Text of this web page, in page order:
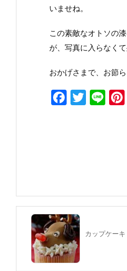
いませね。
この素敵なオトソの
が、写真に入らなくて
おかげさまで、お節
F
k
T
Li
カップケー